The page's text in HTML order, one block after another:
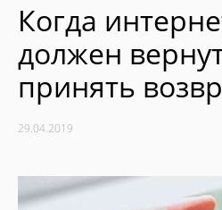
Когда
должен
принять
29.04.2019